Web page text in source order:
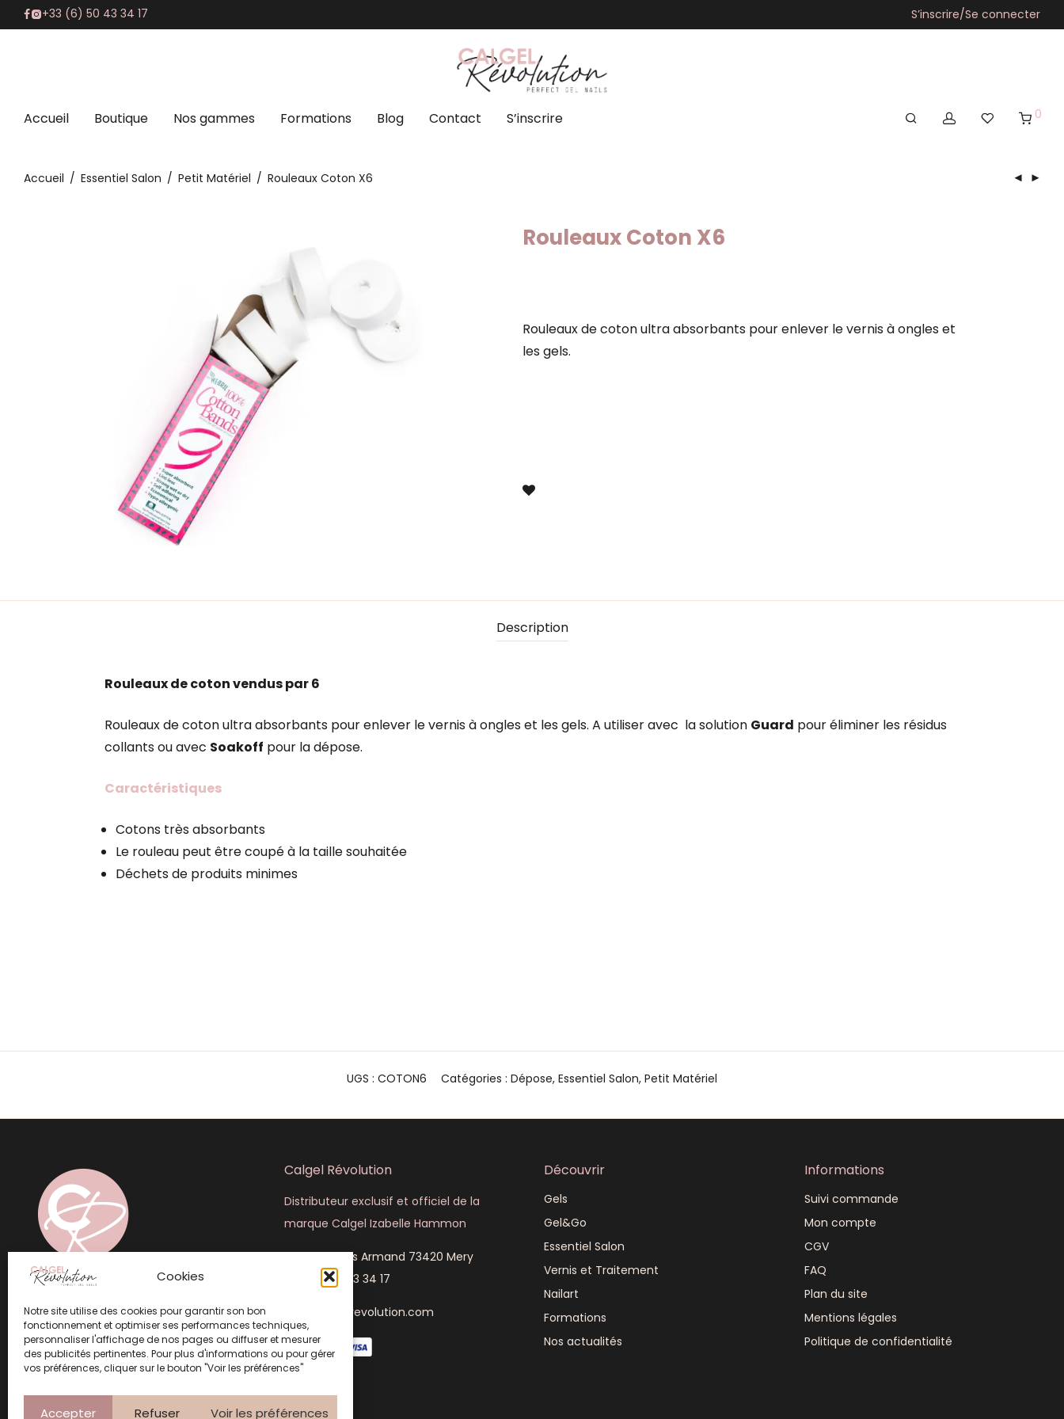
Cookies
Notre site utilise des cookies pour garantir son bon
fonctionnement et optimiser ses performances techniques,
personnaliser l'affichage de nos pages ou diffuser et mesurer
des publicités pertinentes. Pour plus d'informations ou pour gérer
vos préférences, cliquer sur le bouton "Voir les préférences"
Accepter Refuser Voir les préférences
+33 (6) 50 43 34 17 S’inscrire/Se connecter
Accueil Boutique Nos gammes Formations Blog Contact S’inscrire 0
Accueil / Essentiel Salon / Petit Matériel / Rouleaux Coton X6
Rouleaux Coton X6
Rouleaux de coton ultra absorbants pour enlever le vernis à ongles et
les gels.
Description
Rouleaux de coton vendus par 6
Rouleaux de coton ultra absorbants pour enlever le vernis à ongles et les gels. A utiliser avec la solution Guard pour éliminer les résidus
collants ou avec Soakoff pour la dépose.
Caractéristiques
Cotons très absorbants
Le rouleau peut être coupé à la taille souhaitée
Déchets de produits minimes
UGS : COTON6 Catégories : Dépose, Essentiel Salon, Petit Matériel
Calgel Révolution
Distributeur exclusif et officiel de la
marque Calgel Izabelle Hammon
445 rue Louis Armand 73420 Mery
+33 (6) 50 43 34 17
info@calgelrevolution.com
Découvrir
Gels
Gel&Go
Essentiel Salon
Vernis et Traitement
Nailart
Formations
Nos actualités
Informations
Suivi commande
Mon compte
CGV
FAQ
Plan du site
Mentions légales
Politique de confidentialité